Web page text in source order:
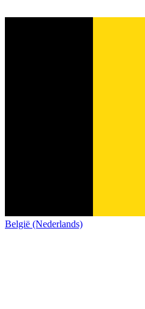
België (Nederlands)